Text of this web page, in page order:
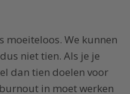
moeiteloos. We kunnen
niet tien. Als je je
dan tien doelen voor
in moet werken